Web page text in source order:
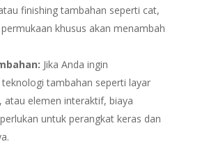
finishing tambahan seperti cat,
khusus akan menambah
Jika Anda ingin
tambahan seperti layar
atau elemen interaktif, biaya
untuk perangkat keras dan